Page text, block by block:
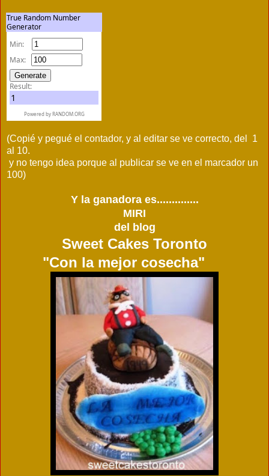
True Random Number
Generator
Min:
Max:
Result:
1
Powered byRANDOM.ORG
(Copié y pegué el contador, y al editar se ve correcto, del 1
al 10.
y no tengo idea porque al publicar se ve en el marcador un
100)
Y la ganadora es..............
MIRI
del blog
Sweet Cakes Toronto
"Con la mejor cosecha"